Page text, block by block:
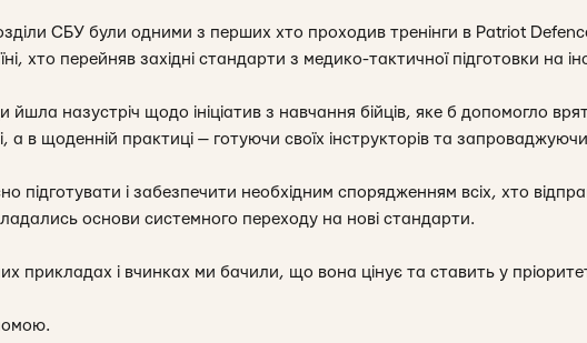
СБУ були одними з перших хто проходив тренінги в Patriot
хто перейняв західні стандарти з медико-тактичної підготовки на
назустріч щодо ініціатив з навчання бійців, яке б допомогло
а в щоденній практиці — готуючи своїх інструкторів та
підготувати і забезпечити необхідним спорядженням всіх, хто
основи системного переходу на нові стандарти.
прикладах і вчинках ми бачили, що вона цінує та ставить у